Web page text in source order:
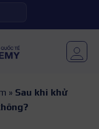
» Sau khi khử